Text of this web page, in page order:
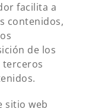
facilita a
contenidos,
de los
sitio web